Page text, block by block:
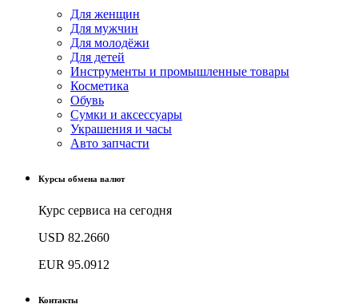
Для женщин
Для мужчин
Для молодёжи
Для детей
Инструменты и промышленные товары
Косметика
Обувь
Сумки и аксессуары
Украшения и часы
Авто запчасти
Курсы обмена валют
Курс сервиса на сегодня
USD 82.2660
EUR 95.0912
Контакты